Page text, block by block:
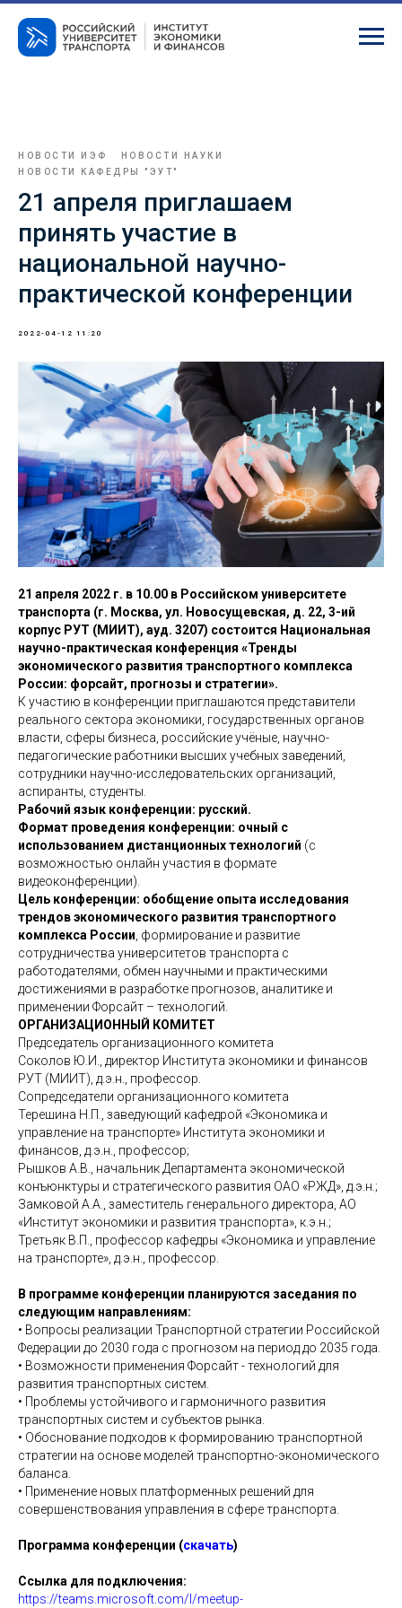
НОВОСТИ ИЭФ
НОВОСТИ НАУКИ
НОВОСТИ КАФЕДРЫ "ЭУТ"
21 апреля приглашаем
принять участие в
национальной научно-
практической конференции
2022-04-12 11:20
21 апреля 2022 г. в 10.00 в Российском университете
транспорта (г. Москва, ул. Новосущевская, д. 22, 3-ий
корпус РУТ (МИИТ), ауд. 3207) состоится Национальная
научно-практическая конференция «Тренды
экономического развития транспортного комплекса
России: форсайт, прогнозы и стратегии».
К участию в конференции приглашаются представители
реального сектора экономики, государственных органов
власти, сферы бизнеса, российские учёные, научно-
педагогические работники высших учебных заведений,
сотрудники научно-исследовательских организаций,
аспиранты, студенты.
Рабочий язык конференции: русский.
Формат проведения конференции: очный с
использованием дистанционных технологий (с
возможностью онлайн участия в формате
видеоконференции).
Цель конференции: обобщение опыта исследования
трендов экономического развития транспортного
комплекса России, формирование и развитие
сотрудничества университетов транспорта с
работодателями, обмен научными и практическими
достижениями в разработке прогнозов, аналитике и
применении Форсайт – технологий.
ОРГАНИЗАЦИОННЫЙ КОМИТЕТ
Председатель организационного комитета
Соколов Ю.И., директор Института экономики и финансов
РУТ (МИИТ), д.э.н., профессор.
Сопредседатели организационного комитета
Терешина Н.П., заведующий кафедрой «Экономика и
управление на транспорте» Института экономики и
финансов, д.э.н., профессор;
Рышков А.В., начальник Департамента экономической
конъюнктуры и стратегического развития ОАО «РЖД», д.э.н.;
Замковой А.А., заместитель генерального директора, АО
«Институт экономики и развития транспорта», к.э.н.;
Третьяк В.П., профессор кафедры «Экономика и управление
на транспорте», д.э.н., профессор.
В программе конференции планируются заседания по
следующим направлениям:
• Вопросы реализации Транспортной стратегии Российской
Федерации до 2030 года с прогнозом на период до 2035 года.
• Возможности применения Форсайт - технологий для
развития транспортных систем.
• Проблемы устойчивого и гармоничного развития
транспортных систем и субъектов рынка.
• Обоснование подходов к формированию транспортной
стратегии на основе моделей транспортно-экономического
баланса.
• Применение новых платформенных решений для
совершенствования управления в сфере транспорта.
Программа конференции (скачать)
Ссылка для подключения:
https://teams.microsoft.com/l/meetup-